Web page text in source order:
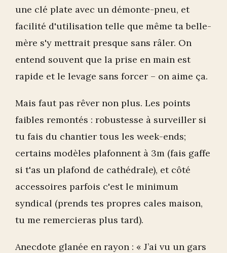
une clé plate avec un démonte-pneu, et
facilité d'utilisation telle que même ta belle-
mère s'y mettrait presque sans râler. On
entend souvent que la prise en main est
rapide et le levage sans forcer – on aime ça.
Mais faut pas rêver non plus. Les points
faibles remontés : robustesse à surveiller si
tu fais du chantier tous les week-ends;
certains modèles plafonnent à 3m (fais gaffe
si t'as un plafond de cathédrale), et côté
accessoires parfois c'est le minimum
syndical (prends tes propres cales maison,
tu me remercieras plus tard).
Anecdote glanée en rayon : « J’ai vu un gars